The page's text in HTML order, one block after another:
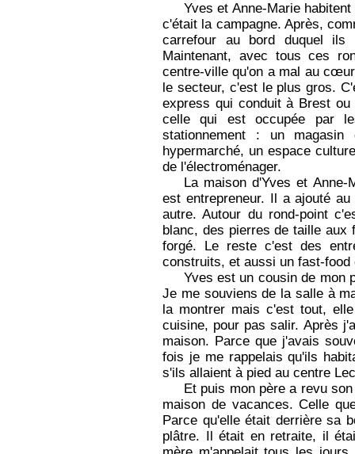
Yves et Anne-Marie
c'était la campagne. Après,
carrefour au bord duquel ils
Maintenant, avec tous ces
centre-ville qu'on a mal au
le secteur, c'est le plus gros.
express qui conduit à Brest
celle qui est occupée par
stationnement : un
hypermarché, un espace
de l'électroménager.
La maison d'Yves et
est entrepreneur. Il a ajouté
autre. Autour du rond-point
blanc, des pierres de taille aux
forgé. Le reste c'est des
construits, et aussi un fast-
Yves est un cousin de mon
Je me souviens de la salle à
la montrer mais c'est tout,
cuisine, pour pas salir. Après
maison. Parce que j'avais
fois je me rappelais qu'ils
s'ils allaient à pied au centre
Et puis mon père a revu
maison de vacances. Celle
Parce qu'elle était derrière sa
plâtre. Il était en retraite, il